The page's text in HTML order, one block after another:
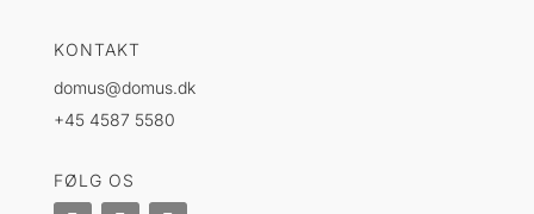
KONTAKT
domus@domus.dk
+45 4587 5580
FØLG OS